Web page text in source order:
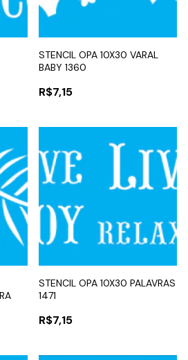
STENCIL OPA 10X30 VARAL
BABY 1360
R$7,15
STENCIL OPA 10X30 PALAVRAS
1471
R$7,15